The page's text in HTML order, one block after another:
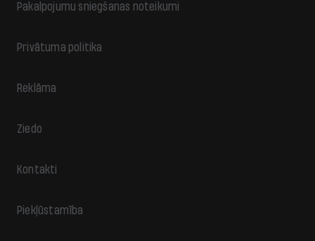
Pakalpojumu sniegšanas noteikumi
Privātuma politika
Reklāma
Ziedo
Kontakti
Piekļūstamība